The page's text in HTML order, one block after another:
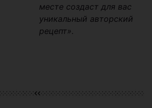
месте создаст для вас
уникальный авторский
рецепт».